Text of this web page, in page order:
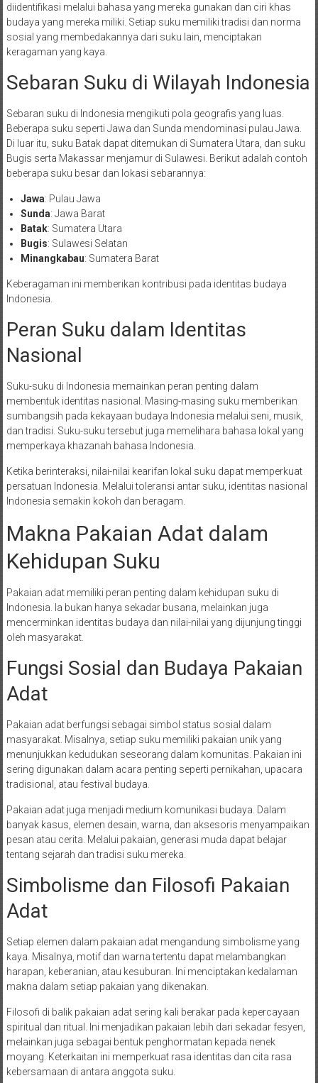
diidentifikasi melalui bahasa yang mereka gunakan dan ciri khas
budaya yang mereka miliki. Setiap suku memiliki tradisi dan norma
sosial yang membedakannya dari suku lain, menciptakan
keragaman yang kaya.
Sebaran Suku di Wilayah Indonesia
Sebaran suku di Indonesia mengikuti pola geografis yang luas.
Beberapa suku seperti Jawa dan Sunda mendominasi pulau Jawa.
Di luar itu, suku Batak dapat ditemukan di Sumatera Utara, dan suku
Bugis serta Makassar menjamur di Sulawesi. Berikut adalah contoh
beberapa suku besar dan lokasi sebarannya:
Jawa: Pulau Jawa
Sunda: Jawa Barat
Batak: Sumatera Utara
Bugis: Sulawesi Selatan
Minangkabau: Sumatera Barat
Keberagaman ini memberikan kontribusi pada identitas budaya
Indonesia.
Peran Suku dalam Identitas
Nasional
Suku-suku di Indonesia memainkan peran penting dalam
membentuk identitas nasional. Masing-masing suku memberikan
sumbangsih pada kekayaan budaya Indonesia melalui seni, musik,
dan tradisi. Suku-suku tersebut juga memelihara bahasa lokal yang
memperkaya khazanah bahasa Indonesia.
Ketika berinteraksi, nilai-nilai kearifan lokal suku dapat memperkuat
persatuan Indonesia. Melalui toleransi antar suku, identitas nasional
Indonesia semakin kokoh dan beragam.
Makna Pakaian Adat dalam
Kehidupan Suku
Pakaian adat memiliki peran penting dalam kehidupan suku di
Indonesia. Ia bukan hanya sekadar busana, melainkan juga
mencerminkan identitas budaya dan nilai-nilai yang dijunjung tinggi
oleh masyarakat.
Fungsi Sosial dan Budaya Pakaian
Adat
Pakaian adat berfungsi sebagai simbol status sosial dalam
masyarakat. Misalnya, setiap suku memiliki pakaian unik yang
menunjukkan kedudukan seseorang dalam komunitas. Pakaian ini
sering digunakan dalam acara penting seperti pernikahan, upacara
tradisional, atau festival budaya.
Pakaian adat juga menjadi medium komunikasi budaya. Dalam
banyak kasus, elemen desain, warna, dan aksesoris menyampaikan
pesan atau cerita. Melalui pakaian, generasi muda dapat belajar
tentang sejarah dan tradisi suku mereka.
Simbolisme dan Filosofi Pakaian
Adat
Setiap elemen dalam pakaian adat mengandung simbolisme yang
kaya. Misalnya, motif dan warna tertentu dapat melambangkan
harapan, keberanian, atau kesuburan. Ini menciptakan kedalaman
makna dalam setiap pakaian yang dikenakan.
Filosofi di balik pakaian adat sering kali berakar pada kepercayaan
spiritual dan ritual. Ini menjadikan pakaian lebih dari sekadar fesyen,
melainkan juga sebagai bentuk penghormatan kepada nenek
moyang. Keterkaitan ini memperkuat rasa identitas dan cita rasa
kebersamaan di antara anggota suku.